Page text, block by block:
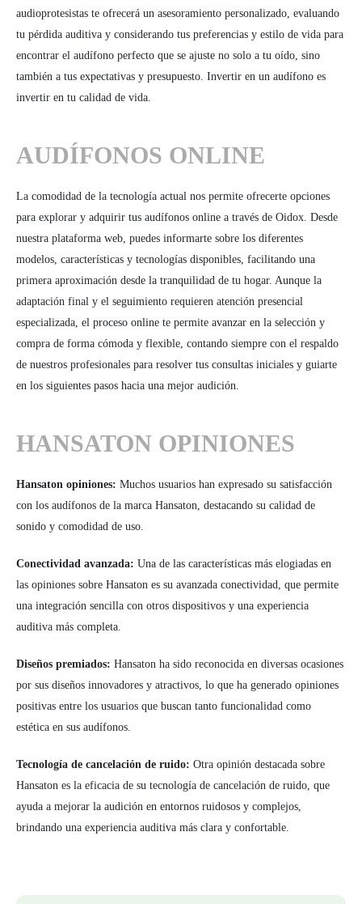
audioprotesistas te ofrecerá un asesoramiento personalizado, evaluando
tu pérdida auditiva y considerando tus preferencias y estilo de vida para
encontrar el audífono perfecto que se ajuste no solo a tu oído, sino
también a tus expectativas y presupuesto. Invertir en un audífono es
invertir en tu calidad de vida.
AUDÍFONOS ONLINE
La comodidad de la tecnología actual nos permite ofrecerte opciones
para explorar y adquirir tus audífonos online a través de Oidox. Desde
nuestra plataforma web, puedes informarte sobre los diferentes
modelos, características y tecnologías disponibles, facilitando una
primera aproximación desde la tranquilidad de tu hogar. Aunque la
adaptación final y el seguimiento requieren atención presencial
especializada, el proceso online te permite avanzar en la selección y
compra de forma cómoda y flexible, contando siempre con el respaldo
de nuestros profesionales para resolver tus consultas iniciales y guiarte
en los siguientes pasos hacia una mejor audición.
HANSATON OPINIONES
Hansaton opiniones: Muchos usuarios han expresado su satisfacción
con los audífonos de la marca Hansaton, destacando su calidad de
sonido y comodidad de uso.
Conectividad avanzada: Una de las características más elogiadas en
las opiniones sobre Hansaton es su avanzada conectividad, que permite
una integración sencilla con otros dispositivos y una experiencia
auditiva más completa.
Diseños premiados: Hansaton ha sido reconocida en diversas ocasiones
por sus diseños innovadores y atractivos, lo que ha generado opiniones
positivas entre los usuarios que buscan tanto funcionalidad como
estética en sus audífonos.
Tecnología de cancelación de ruido: Otra opinión destacada sobre
Hansaton es la eficacia de su tecnología de cancelación de ruido, que
ayuda a mejorar la audición en entornos ruidosos y complejos,
brindando una experiencia auditiva más clara y confortable.